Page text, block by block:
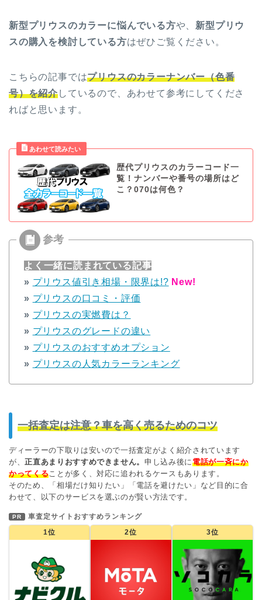
新型プリウスのカラーに悩んでいる方や、 新型プリウ
スの購入を検討している方はぜひご覧ください。
こちらの記事ではプリウスのカラーナンバー（色番
号）を紹介しているので、あわせて参考にしてくださ
ればと思います。
歴代プリウスのカラーコード一
覧！ナンバーや番号の場所はど
こ？070は何色？
よく一緒に読まれている記事
» プリウス値引き相場・限界は!? New!
» プリウスの口コミ・評価
» プリウスの実燃費は？
» プリウスのグレードの違い
» プリウスのおすすめオプション
» プリウスの人気カラーランキング
一括査定は注意？車を高く売るためのコツ
ディーラーの下取りは安いので一括査定がよく紹介されています
が、正直あまりおすすめできません。申し込み後に電話が一斉にか
かってくることが多く、対応に追われるケースもあります。
そのため、「相場だけ知りたい」「電話を避けたい」など目的に合
わせて、以下のサービスを選ぶのが賢い方法です。
PR
車査定サイトおすすめランキング
1位
2位 3位